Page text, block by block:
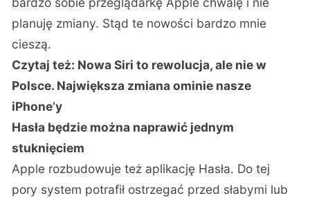
planuję zmiany. Stąd te nowości bardzo mnie
cieszą.
Czytaj też: Nowa Siri to rewolucja, ale nie w
Polsce. Największa zmiana ominie nasze
iPhone’y
Hasła będzie można naprawić jednym
stuknięciem
Apple rozbudowuje też aplikację Hasła. Do tej
pory system potrafił ostrzegać przed słabymi lub